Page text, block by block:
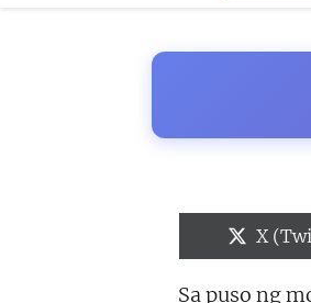
Share
X
Sa puso ng